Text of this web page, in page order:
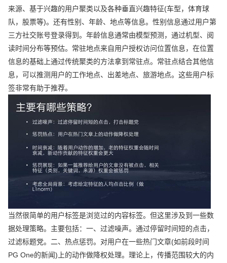
来源、基于兴趣的用户聚类以及各种垂直兴趣特征(车型，体育球
队，股票等)。还有性别、年龄、地点等信息。性别信息通过用户第
三方社交账号登录得到。年龄信息通常由模型预测，通过机型、阅
读时间分布等预估。常驻地点来自用户授权访问位置信息，在位置
信息的基础上通过传统聚类的方法拿到常驻点。常驻点结合其他信
息，可以推测用户的工作地点、出差地点、旅游地点。这些用户标
签非常有助于推荐。
当然很简单的用户标签是浏览过的内容标签。但这里涉及到一些数
据处理策略。主要包括：一、过滤噪声。通过停留时间短的点击，
过滤标题党。二、热点惩罚。对用户在一些热门文章(如前段时间
PG One的新闻)上的动作做降权处理。理论上，传播范围较大的内